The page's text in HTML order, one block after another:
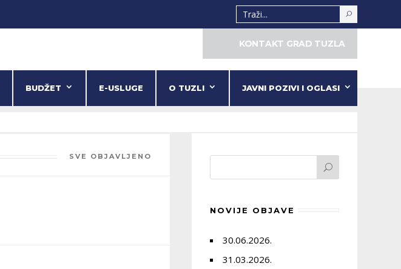
KONTAKT GRAD TUZLA
BUDŽET E-USLUGE O TUZLI JAVNI POZIVI I OGLASI
SVE OBJAVLJENO
NOVIJE OBJAVE
30.06.2026.
31.03.2026.